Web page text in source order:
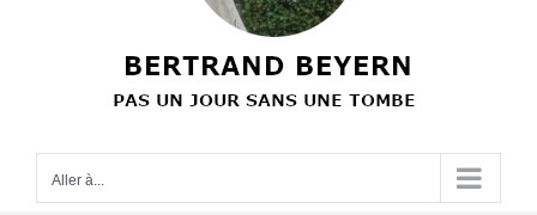
Aller à...